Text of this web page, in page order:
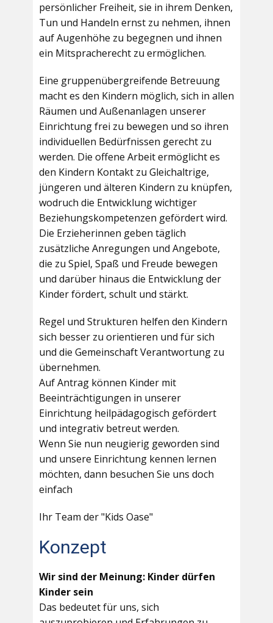
persönlicher Freiheit, sie in ihrem Denken,
Tun und Handeln ernst zu nehmen, ihnen
auf Augenhöhe zu begegnen und ihnen
ein Mitspracherecht zu ermöglichen.
Eine gruppenübergreifende Betreuung
macht es den Kindern möglich, sich in allen
Räumen und Außenanlagen unserer
Einrichtung frei zu bewegen und so ihren
individuellen Bedürfnissen gerecht zu
werden. Die offene Arbeit ermöglicht es
den Kindern Kontakt zu Gleichaltrige,
jüngeren und älteren Kindern zu knüpfen,
wodruch die Entwicklung wichtiger
Beziehungskompetenzen gefördert wird.
Die Erzieherinnen geben täglich
zusätzliche Anregungen und Angebote,
die zu Spiel, Spaß und Freude bewegen
und darüber hinaus die Entwicklung der
Kinder fördert, schult und stärkt.
Regel und Strukturen helfen den Kindern
sich besser zu orientieren und für sich
und die Gemeinschaft Verantwortung zu
übernehmen.
Auf Antrag können Kinder mit
Beeinträchtigungen in unserer
Einrichtung heilpädagogisch gefördert
und integrativ betreut werden.
Wenn Sie nun neugierig geworden sind
und unsere Einrichtung kennen lernen
möchten, dann besuchen Sie uns doch
einfach
Ihr Team der "Kids Oase"
Konzept
Wir sind der Meinung: Kinder dürfen
Kinder sein
Das bedeutet für uns, sich